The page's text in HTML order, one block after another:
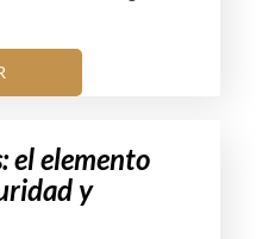
el elemento
y